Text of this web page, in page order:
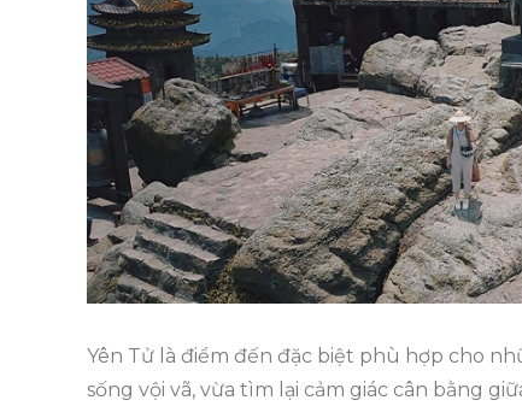
Yên Tử là điểm đến đặc biệt phù hợp cho
sống vội vã, vừa tìm lại cảm giác cân bằng